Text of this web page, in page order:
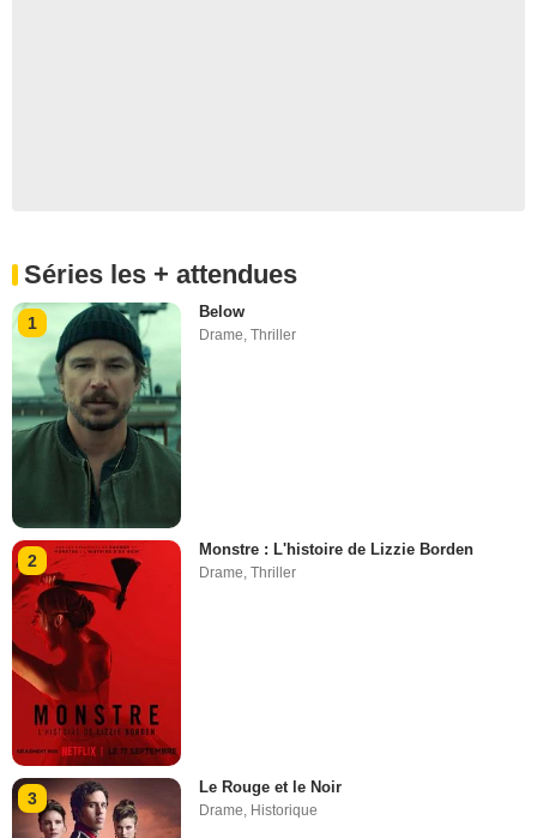
Séries les + attendues
1
Below
Drame ,Thriller
2
Monstre : L'histoire de Lizzie Borden
Drame,Thriller
3
Le Rouge et le Noir
Drame, Historique